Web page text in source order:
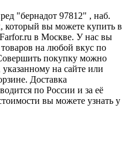
"бернадот 97812" , наб.
который вы можете купить в
в Москве. У нас вы
на любой вкус по
покупку можно
на сайте или
Доставка
по России и за её
вы можете узнать у